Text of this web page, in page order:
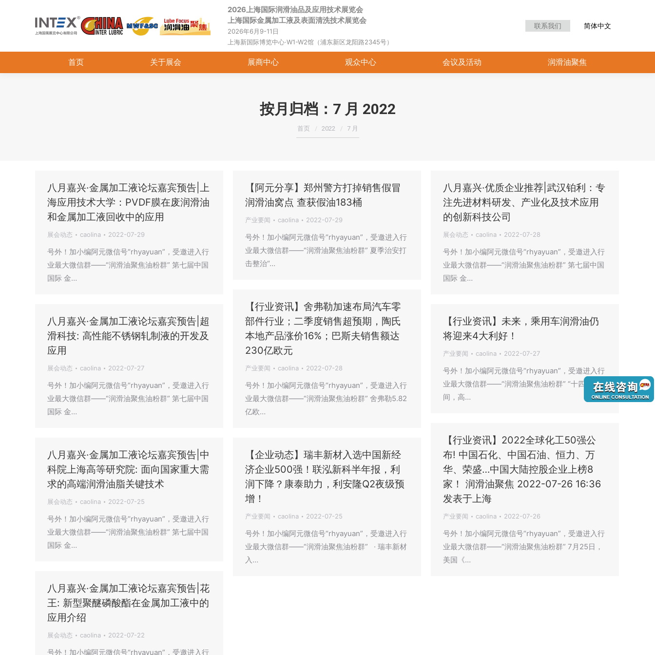
2026上海国际润滑油品及应用技术展览会
上海国际金属加工液及表面清洗技术展览会
2026年6月9-11日
上海新国际博览中心·W1-W2馆（浦东新区龙阳路2345号）
联系我们 简体中文
首页 关于展会 展商中心 观众中心 会议及活动 润滑油聚焦
按月归档： 7 月 2022
您在这里：
首页 2022 7 月
八月嘉兴·金属加工液论坛嘉宾预告|上
海应用技术大学：PVDF膜在废润滑油
和金属加工液回收中的应用
展会动态 caolina 2022-07-29
号外！加小编阿元微信号“rhyayuan”，受邀进入行
业最大微信群——“润滑油聚焦油粉群” 第七届中国
国际 金…
【阿元分享】郑州警方打掉销售假冒
润滑油窝点 查获假油183桶
产业要闻 caolina 2022-07-29
号外！加小编阿元微信号“rhyayuan”，受邀进入行
业最大微信群——“润滑油聚焦油粉群” 夏季治安打
击整治“…
八月嘉兴·优质企业推荐|武汉铂利：专
注先进材料研发、产业化及技术应用
的创新科技公司
展会动态 caolina 2022-07-28
号外！加小编阿元微信号“rhyayuan”，受邀进入行
业最大微信群——“润滑油聚焦油粉群” 第七届中国
国际 金…
【行业资讯】舍弗勒加速布局汽车零
部件行业；二季度销售超预期，陶氏
本地产品涨价16%；巴斯夫销售额达
230亿欧元
产业要闻 caolina 2022-07-28
号外！加小编阿元微信号“rhyayuan”，受邀进入行
业最大微信群——“润滑油聚焦油粉群” 舍弗勒5.82
亿欧…
八月嘉兴·金属加工液论坛嘉宾预告|超
滑科技: 高性能不锈钢轧制液的开发及
应用
展会动态 caolina 2022-07-27
号外！加小编阿元微信号“rhyayuan”，受邀进入行
业最大微信群——“润滑油聚焦油粉群” 第七届中国
国际 金…
【行业资讯】未来，乘用车润滑油仍
将迎来4大利好！
产业要闻 caolina 2022-07-27
号外！加小编阿元微信号“rhyayuan”，受邀进入行
业最大微信群——“润滑油聚焦油粉群” “十四五”期
间，高…
【行业资讯】2022全球化工50强公
布! 中国石化、中国石油、恒力、万
华、荣盛…中国大陆控股企业上榜8
家！ 润滑油聚焦 2022-07-26 16:36
发表于上海
产业要闻 caolina 2022-07-26
号外！加小编阿元微信号“rhyayuan”，受邀进入行
业最大微信群——“润滑油聚焦油粉群” 7月25日，
美国《…
八月嘉兴·金属加工液论坛嘉宾预告|中
科院上海高等研究院: 面向国家重大需
求的高端润滑油脂关键技术
展会动态 caolina 2022-07-25
号外！加小编阿元微信号“rhyayuan”，受邀进入行
业最大微信群——“润滑油聚焦油粉群” 第七届中国
国际 金…
【企业动态】瑞丰新材入选中国新经
济企业500强！联泓新科半年报，利
润下降？康泰助力，利安隆Q2夜级预
增！
产业要闻 caolina 2022-07-25
号外！加小编阿元微信号“rhyayuan”，受邀进入行
业最大微信群——“润滑油聚焦油粉群” · 瑞丰新材
入…
八月嘉兴·金属加工液论坛嘉宾预告|花
王: 新型聚醚磷酸酯在金属加工液中的
应用介绍
展会动态 caolina 2022-07-22
号外！加小编阿元微信号“rhyayuan”，受邀进入行
首页 关于展会 展商中心